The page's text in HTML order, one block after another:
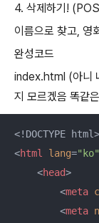
4. 삭제하기!
이름으로 찾고, 영
완성코드
index.html (아니
지 모르겠음 똑같
<html lang="ko"
<head>
<meta
<meta